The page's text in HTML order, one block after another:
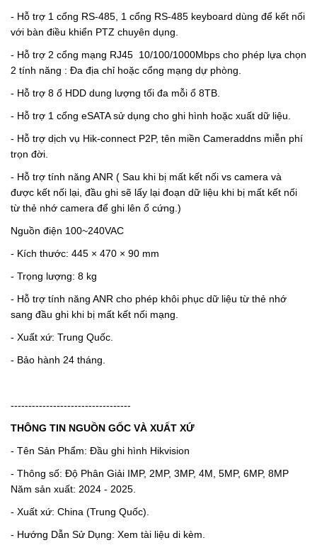
- Hỗ trợ 1 cổng RS-485, 1 cổng RS-485 keyboard dùng để kết nối
với bàn điều khiển PTZ chuyên dụng.
- Hỗ trợ 2 cổng mạng RJ45 10/100/1000Mbps cho phép lựa chọn
2 tính năng : Đa địa chỉ hoặc cổng mạng dự phòng.
- Hỗ trợ 8 ổ HDD dung lượng tối đa mỗi ổ 8TB.
- Hỗ trợ 1 cổng eSATA sử dụng cho ghi hình hoặc xuất dữ liệu.
- Hỗ trợ dịch vụ Hik-connect P2P, tên miền Cameraddns miễn phí
trọn đời.
- Hỗ trợ tính năng ANR ( Sau khi bị mất kết nối vs camera và
được kết nối lại, đầu ghi sẽ lấy lại đoạn dữ liệu khi bị mất kết nối
từ thẻ nhớ camera để ghi lên ổ cứng.)
Nguồn điện 100~240VAC
- Kích thước: 445 × 470 × 90 mm
- Trọng lượng: 8 kg
- Hỗ trợ tính năng ANR cho phép khôi phục dữ liệu từ thẻ nhớ
sang đầu ghi khi bị mất kết nối mạng.
- Xuất xứ: Trung Quốc.
- Bảo hành 24 tháng.
----------------------------------
THÔNG TIN NGUỒN GỐC VÀ XUẤT XỨ
- Tên Sản Phẩm: Đầu ghi hình Hikvision
- Thông số: Độ Phân Giải IMP, 2MP, 3MP, 4M, 5MP, 6MP, 8MP
Năm sản xuất: 2024 - 2025.
- Xuất xứ: China (Trung Quốc).
- Hướng Dẫn Sử Dụng: Xem tài liệu di kèm.